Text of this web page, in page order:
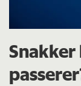
Snakker